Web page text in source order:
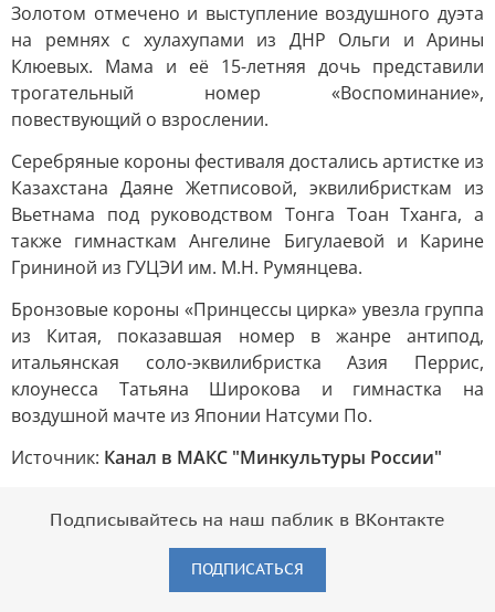
Золотом отмечено и выступление воздушного дуэта
на ремнях с хулахупами из ДНР Ольги и Арины
Клюевых. Мама и её 15-летняя дочь представили
трогательный номер «Воспоминание»,
повествующий о взрослении.
Серебряные короны фестиваля достались артистке из
Казахстана Даяне Жетписовой, эквилибристкам из
Вьетнама под руководством Тонга Тоан Тханга, а
также гимнасткам Ангелине Бигулаевой и Карине
Грининой из ГУЦЭИ им. М.Н. Румянцева.
Бронзовые короны «Принцессы цирка» увезла группа
из Китая, показавшая номер в жанре антипод,
итальянская соло-эквилибристка Азия Перрис,
клоунесса Татьяна Широкова и гимнастка на
воздушной мачте из Японии Натсуми По.
Источник: Канал в МАКС "Минкультуры России"
Подписывайтесь на наш паблик в ВКонтакте
ПОДПИСАТЬСЯ